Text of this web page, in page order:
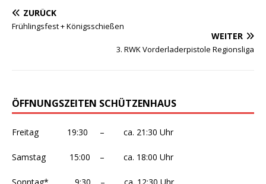
ZURÜCK
Frühlingsfest + Königsschießen
WEITER
3. RWK Vorderladerpistole Regionsliga
ÖFFNUNGSZEITEN SCHÜTZENHAUS
Freitag 19:30 – ca. 21:30 Uhr
Samstag 15:00 – ca. 18:00 Uhr